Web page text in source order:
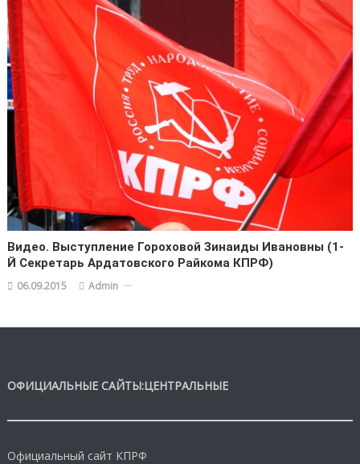
Видео. Выступление Гороховой Зинаиды Ивановны (1-
Й Секретарь Ардатовского Райкома КПРФ)
06.09.2015 Admin
ОФИЦИАЛЬНЫЕ САЙТЫ:ЦЕНТРАЛЬНЫЕ
Официальный сайт КПРФ